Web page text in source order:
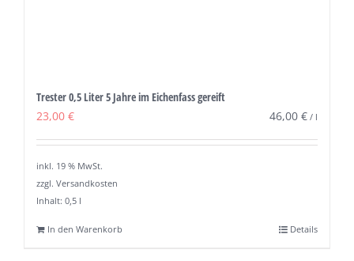
Trester 0,5 Liter 5 Jahre im Eichenfass gereift
23,00 € 46,00 € / l
inkl. 19 % MwSt.
zzgl. Versandkosten
Inhalt: 0,5 l
In den Warenkorb Details